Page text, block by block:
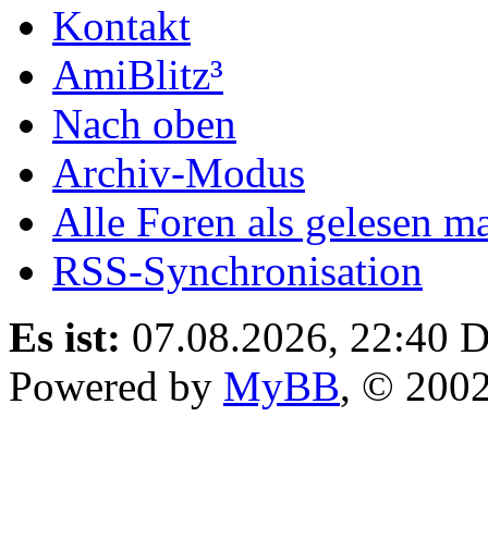
Kontakt
AmiBlitz³
Nach oben
Archiv-Modus
Alle Foren als gelesen
RSS-Synchronisation
Es ist: 07.08.2026, 22:40
Powered by MyBB, ©